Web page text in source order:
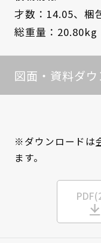
才数：14.05、 梱
総重量：20.80kg
図面・資料ダウ
※ダウンロードは
ます。